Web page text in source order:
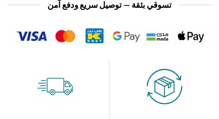
تسوقي بثقة — توصيل سريع ودفع آمن